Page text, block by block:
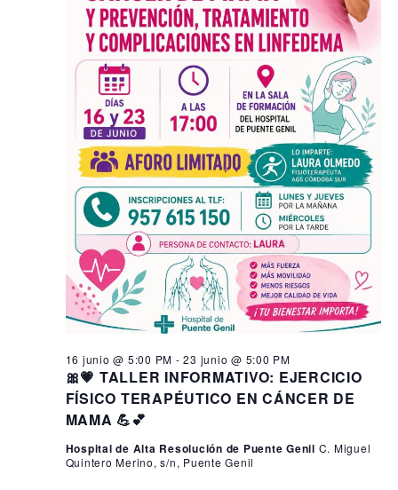
🎀💗 TALLER INFORMATIVO: EJERCICIO
FÍSICO TERAPÉUTICO EN CÁNCER DE
MAMA 💪💕
16 junio @ 5:00 PM -23 junio @ 5:00 PM
Hospital de Alta Resolución de Puente Genil C. Miguel
Quintero Merino, s/n, Puente Genil